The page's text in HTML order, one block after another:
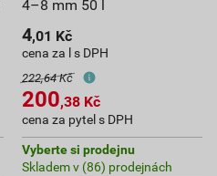
4–8 mm 50 l
4,01 Kč
cena za l s DPH
222,64 Kč
200,38 Kč
cena za pytel s DPH
Vyberte si prodejnu
Skladem v (86) prodejnách